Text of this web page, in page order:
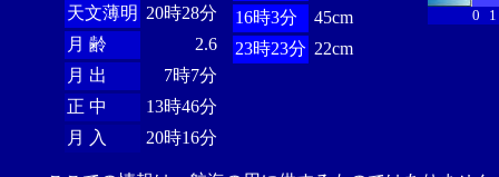
天文薄明 20時28分
月 齢
2.6
月 出
7時7分
正 中
13時46分
月 入
20時16分
16時3分
45cm
23時23分 22cm
0 1